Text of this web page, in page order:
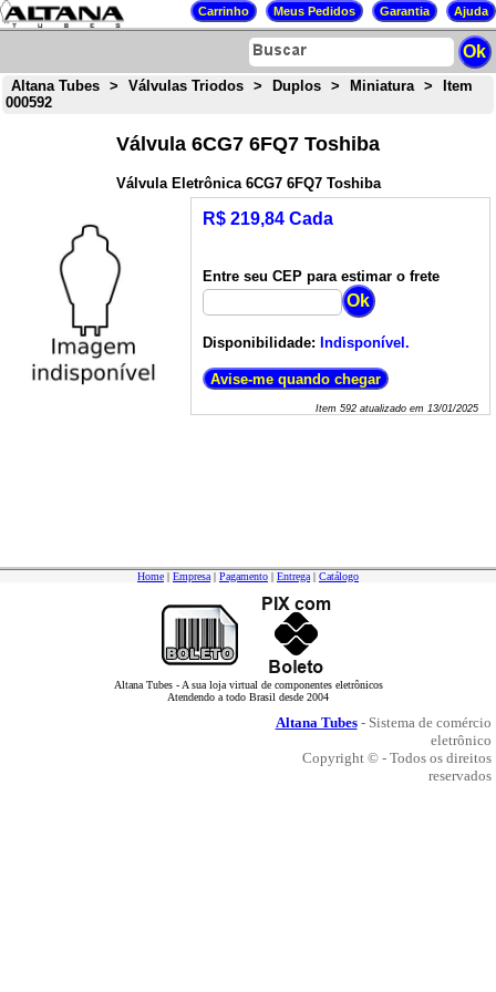
Altana Tubes > Válvulas Triodos > Duplos > Miniatura >
Item
000592
Válvula 6CG7 6FQ7 Toshiba
Válvula Eletrônica 6CG7 6FQ7 Toshiba
R$ 219,84 Cada
Entre seu CEP para estimar o frete
Disponibilidade: Indisponível.
Item 592atualizado em 13/01/2025
Home | Empresa | Pagamento | Entrega | Catálogo
Altana Tubes - A sua loja virtual de componentes eletrônicos
Atendendo a todo Brasil desde 2004
Altana Tubes- Sistema de comércio
eletrônico
Copyright © - Todos os direitos
reservados